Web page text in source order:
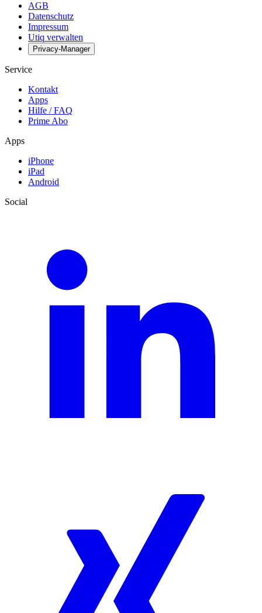
AGB
Datenschutz
Impressum
Utiq verwalten
Privacy-Manager
Service
Kontakt
Apps
Hilfe / FAQ
Prime Abo
Apps
iPhone
iPad
Android
Social